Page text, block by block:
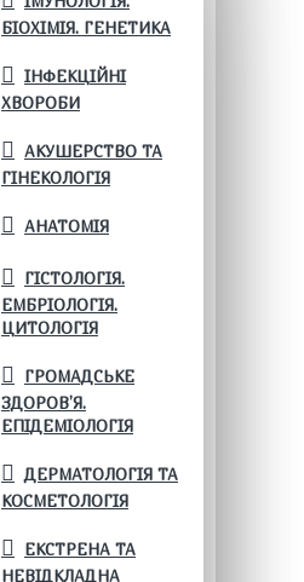
БІОХІМІЯ. ГЕНЕТИКА
ІНФЕКЦІЙНІ
ХВОРОБИ
АКУШЕРСТВО ТА
ГІНЕКОЛОГІЯ
АНАТОМІЯ
ГІСТОЛОГІЯ.
ЕМБРІОЛОГІЯ.
ЦИТОЛОГІЯ
ГРОМАДСЬКЕ
ЗДОРОВ’Я.
ЕПІДЕМІОЛОГІЯ
ДЕРМАТОЛОГІЯ ТА
КОСМЕТОЛОГІЯ
ЕКСТРЕНА ТА
НЕВІДКЛАДНА